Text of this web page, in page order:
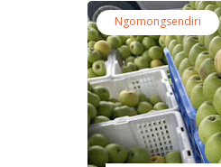
Ngomongsendiri